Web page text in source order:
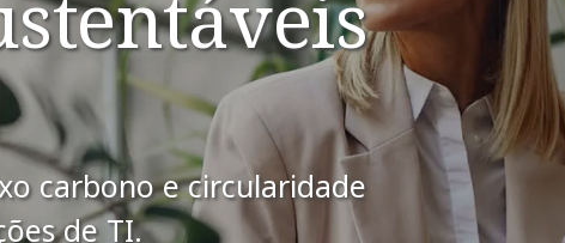
carbono e circularidade
de TI.